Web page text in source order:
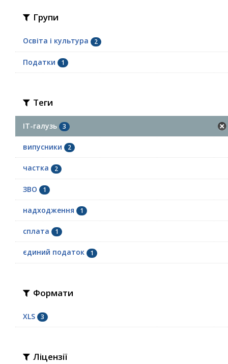
Групи
Освіта і культура 2
Податки 1
Теги
ІТ-галузь 3
випусники 2
частка 2
ЗВО 1
надходження 1
сплата 1
єдиний податок 1
Формати
XLS 3
Ліцензії